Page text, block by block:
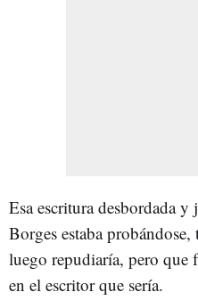
Esa escritura desbordada
Borges estaba
luego repudiaría, pero que
en el escritor que sería.